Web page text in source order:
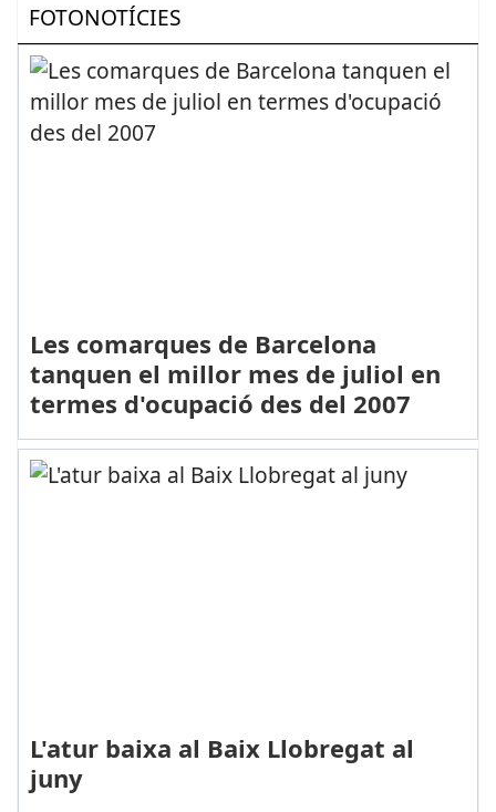
FOTONOTÍCIES
Les comarques de Barcelona
tanquen el millor mes de juliol en
termes d'ocupació des del 2007
L'atur baixa al Baix Llobregat al
juny